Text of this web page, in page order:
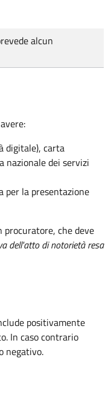
alcun
digitale), carta
nazionale dei servizi
per la presentazione
procuratore, che deve
dell'atto di notorietà resa
positivamente
In caso contrario
negativo.